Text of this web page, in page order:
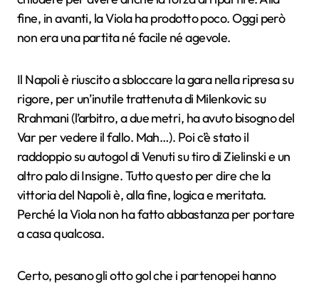
fine, in avanti, la Viola ha prodotto poco. Oggi però
non era una partita né facile né agevole.
Il Napoli è riuscito a sbloccare la gara nella ripresa su
rigore, per un’inutile trattenuta di Milenkovic su
Rrahmani (l’arbitro, a due metri, ha avuto bisogno del
Var per vedere il fallo. Mah…). Poi c’è stato il
raddoppio su autogol di Venuti su tiro di Zielinski e un
altro palo di Insigne. Tutto questo per dire che la
vittoria del Napoli è, alla fine, logica e meritata.
Perché la Viola non ha fatto abbastanza per portare
a casa qualcosa.
Certo, pesano gli otto gol che i partenopei hanno